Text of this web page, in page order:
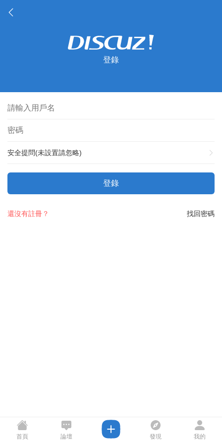
登錄
安全提問(未設置請忽略)
登錄
找回密碼
還沒有註冊？
首頁 論壇 發現 我的